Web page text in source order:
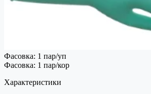
Фасовка: 1 пар/уп
Фасовка: 1 пар/кор
Характеристики